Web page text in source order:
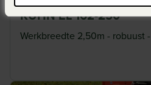
KUHN EL 162-250
Werkbreedte 2,50m - robuust